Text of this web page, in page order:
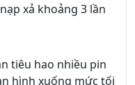
xả khoảng 3 lần
tiêu hao nhiều pin
hình xuống mức tối